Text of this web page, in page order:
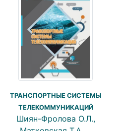
ТРАНСПОРТНЫЕ СИСТЕМЫ
ТЕЛЕКОММУНИКАЦИЙ
Шиян-Фролова О.Л.,